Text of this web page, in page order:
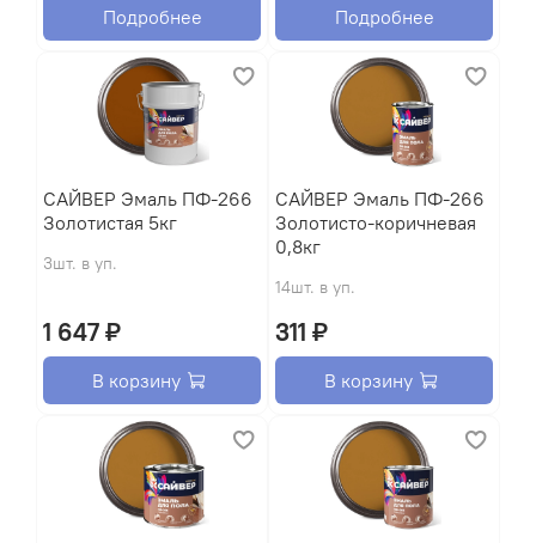
Подробнее Подробнее
САЙВЕР Эмаль ПФ-266
Золотистая 5кг
3шт. в уп.
1 647 ₽
В корзину
САЙВЕР Эмаль ПФ-266
Золотисто-коричневая
0,8кг
14шт. в уп.
311 ₽
В корзину